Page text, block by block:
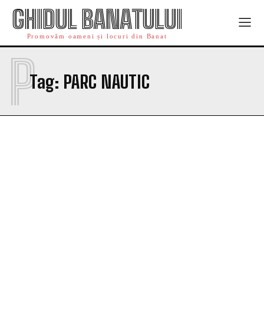
GHIDUL BANATULUI
Promovăm oameni și locuri din Banat
Tag: PARC NAUTIC
P